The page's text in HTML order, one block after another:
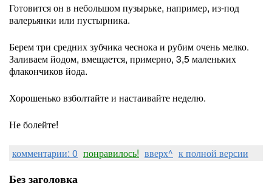
Готовится он в небольшом пузырьке, например, из-под
валерьянки или пустырника.
Берем три средних зубчика чеснока и рубим очень мелко.
Заливаем йодом, вмещается, примерно, 3,5 маленьких
флакончиков йода.
Хорошенько взболтайте и настаивайте неделю.
Не болейте!
комментарии: 0 понравилось! вверх^ к полной версии
Без заголовка